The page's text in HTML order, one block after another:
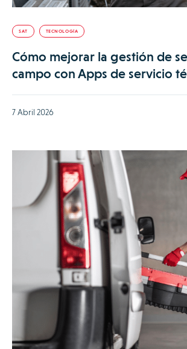
SAT TECNOLOGÍA
Cómo mejorar la gestión de
campo con Apps de servicio
7 Abril 2026